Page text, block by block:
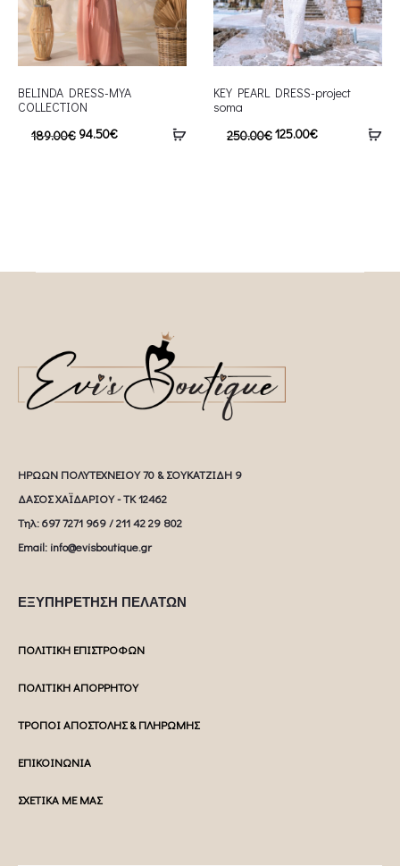
BELINDA DRESS-MYA
COLLECTION
189.00€ 94.50€
KEY PEARL DRESS-project
soma
250.00€125.00€
ΗΡΩΩΝ ΠΟΛΥΤΕΧΝΕΙΟΥ 70 & ΣΟΥΚΑΤΖΙΔΗ 9
ΔΑΣΟΣ ΧΑΪΔΑΡΙΟΥ - ΤΚ 12462
Tηλ: 697 7271 969 / 211 42 29 802
Email: info@evisboutique.gr
ΕΞΥΠΗΡΕΤΗΣΗ ΠΕΛΑΤΩΝ
ΠΟΛΙΤΙΚΗ ΕΠΙΣΤΡΟΦΩΝ
ΠΟΛΙΤΙΚΗ ΑΠΟΡΡΗΤΟΥ
ΤΡΟΠΟΙ ΑΠΟΣΤΟΛΗΣ & ΠΛΗΡΩΜΗΣ
ΕΠΙΚΟΙΝΩΝΙΑ
ΣΧΕΤΙΚΑ ΜΕ ΜΑΣ